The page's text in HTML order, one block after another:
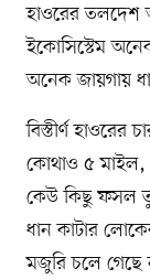
হাওরের তলদেশ
ইকোসিস্টেম
অনেক জায়গায়
বিস্তীর্ণ
কোথাও ৫ মাইল,
কেউ কিছু ফসল
ধান কাটার
মজুরি চলে গেছে